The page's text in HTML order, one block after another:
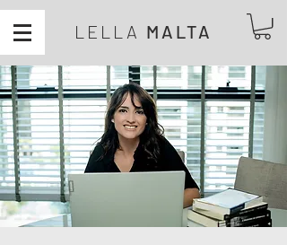
LELLA MALTA